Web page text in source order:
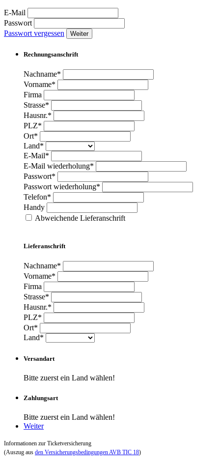
E-Mail
Passwort
Passwort vergessen
Weiter
Rechnungsanschrift
Nachname*
Vorname*
Firma
Strasse*
Hausnr.*
PLZ*
Ort*
Land*
E-Mail*
E-Mail wiederholung*
Passwort*
Passwort wiederholung*
Telefon*
Handy
Abweichende Lieferanschrift
Lieferanschrift
Nachname*
Vorname*
Firma
Strasse*
Hausnr.*
PLZ*
Ort*
Land*
Versandart
Bitte zuerst ein Land wählen!
Zahlungsart
Bitte zuerst ein Land wählen!
Weiter
Informationen zur Ticketversicherung
(Auszug aus den Versicherungsbedingungen AVB TIC 18)